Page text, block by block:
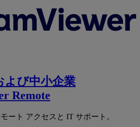
よび中小企業
Remote
ート アクセスと IT サポート。